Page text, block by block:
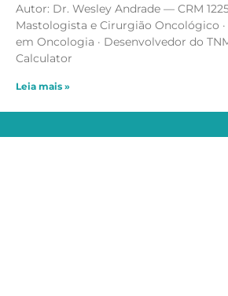
Autor: Dr. Wesley Andrade — CRM
Mastologista e Cirurgião Oncológico
em Oncologia · Desenvolvedor do
Calculator
Leia mais »